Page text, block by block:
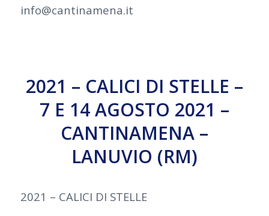
info@cantinamena.it
2021 – CALICI DI STELLE –
7 E 14 AGOSTO 2021 –
CANTINAMENA –
LANUVIO (RM)
2021 – CALICI DI STELLE